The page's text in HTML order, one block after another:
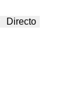
Directo